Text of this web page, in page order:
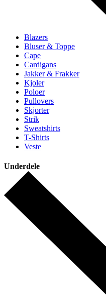
Blazers
Bluser & Toppe
Cape
Cardigans
Jakker & Frakker
Kjoler
Poloer
Pullovers
Skjorter
Strik
Sweatshirts
T-Shirts
Veste
Underdele